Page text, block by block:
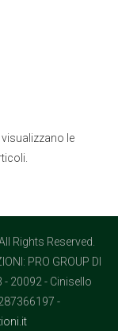
le
Rights Reserved.
PRO GROUP DI
- 20092 - Cinisello
-